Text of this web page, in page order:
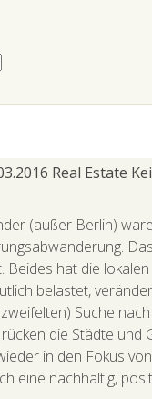
Real Estate
(außer Berlin)
Beides hat die lokalen
belastet,
Suche nach
die Städte und
in den Fokus
eine nachhaltig,